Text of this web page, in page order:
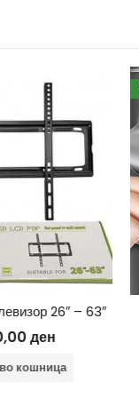
26″ – 63″
ден
кошница